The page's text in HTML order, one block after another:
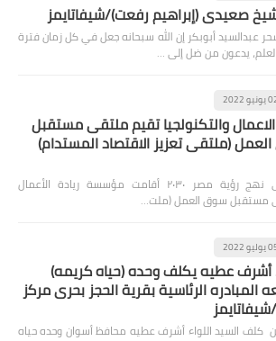
صعيدى (إبراهيم رفعت)/شيفاتايمز
عبدالسيد أبوبكر إن الله سبحانه جعل في كل زمان فترة
يدعون من ضل إلى …
2022
الاعمال والتكنولجيا تقيم ملتقى مستقبل
(ملتقى تعزيز الاقتصاد المستدام)
✍️ سهيلة محي على نهج رؤية مصر ٢٠٣٠ أقامت مؤسسة ريادة الأعمال
2022
أشرف عطيه يكلف وحده (حياه كريمه)
المبادره الرئاسية بقرية الحجز بحرى مركز
كلف السيد اللواء أشرف عطيه محافظ أسوان وحده حياه